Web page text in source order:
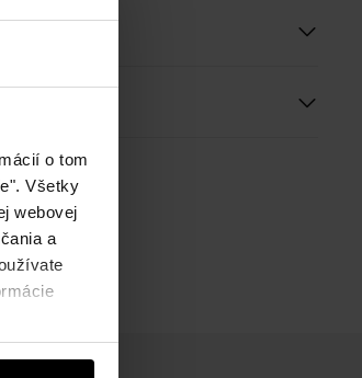
o tom
Všetky
webovej
a